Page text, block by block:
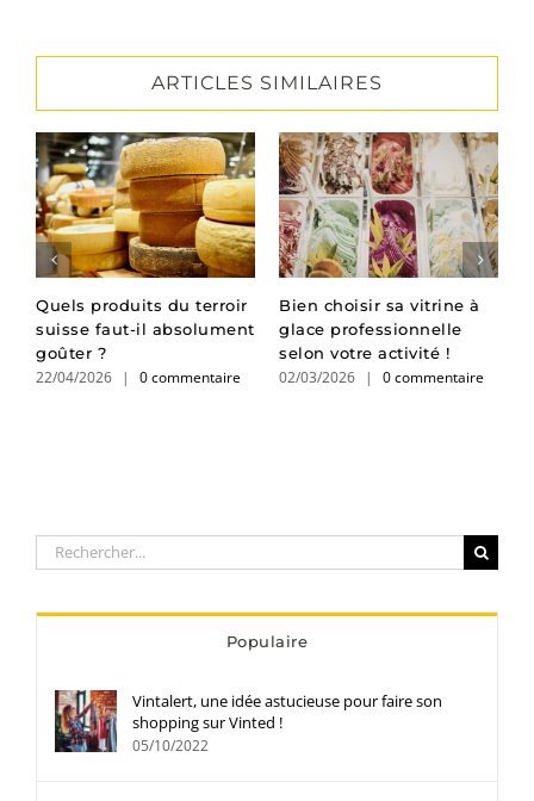
ARTICLES SIMILAIRES
Quels produits du terroir
suisse faut-il absolument
goûter ?
22/04/2026 | 0 commentaire
Bien choisir sa vitrine à
glace professionnelle
selon votre activité !
02/03/2026 | 0 commentaire
Rechercher:
Populaire
Vintalert, une idée astucieuse pour faire son
shopping sur Vinted !
05/10/2022